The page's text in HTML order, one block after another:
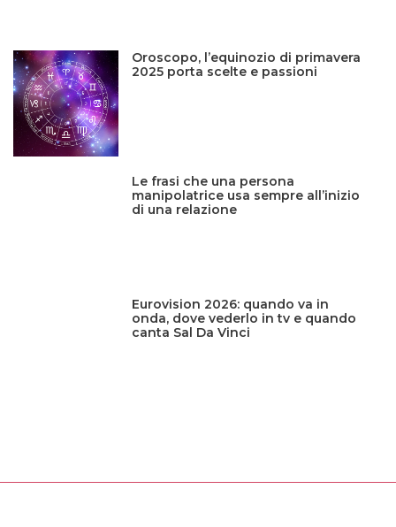
Oroscopo, l’equinozio di primavera
2025 porta scelte e passioni
Le frasi che una persona
manipolatrice usa sempre all’inizio
di una relazione
Eurovision 2026: quando va in
onda, dove vederlo in tv e quando
canta Sal Da Vinci